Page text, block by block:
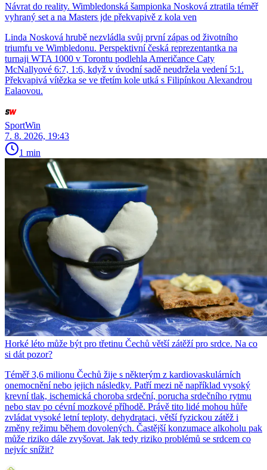
Návrat do reality. Wimbledonská šampionka Nosková ztratila téměř
vyhraný set a na Masters jde překvapivě z kola ven
Linda Nosková hrubě nezvládla svůj první zápas od životního
triumfu ve Wimbledonu. Perspektivní česká reprezentantka na
turnaji WTA 1000 v Torontu podlehla Američance Caty
McNallyové 6:7, 1:6, když v úvodní sadě neudržela vedení 5:1.
Překvapivá vítězka se ve třetím kole utká s Filipínkou Alexandrou
Ealaovou.
SportWin
7. 8. 2026, 19:43
1 min
Horké léto může být pro třetinu Čechů větší zátěží pro srdce. Na co
si dát pozor?
Téměř 3,6 milionu Čechů žije s některým z kardiovaskulárních
onemocnění nebo jejich následky. Patří mezi ně například vysoký
krevní tlak, ischemická choroba srdeční, porucha srdečního rytmu
nebo stav po cévní mozkové příhodě. Právě tito lidé mohou hůře
zvládat vysoké letní teploty, dehydrataci, větší fyzickou zátěž i
změny režimu během dovolených. Častější konzumace alkoholu pak
může riziko dále zvyšovat. Jak tedy riziko problémů se srdcem co
nejvíc snížit?